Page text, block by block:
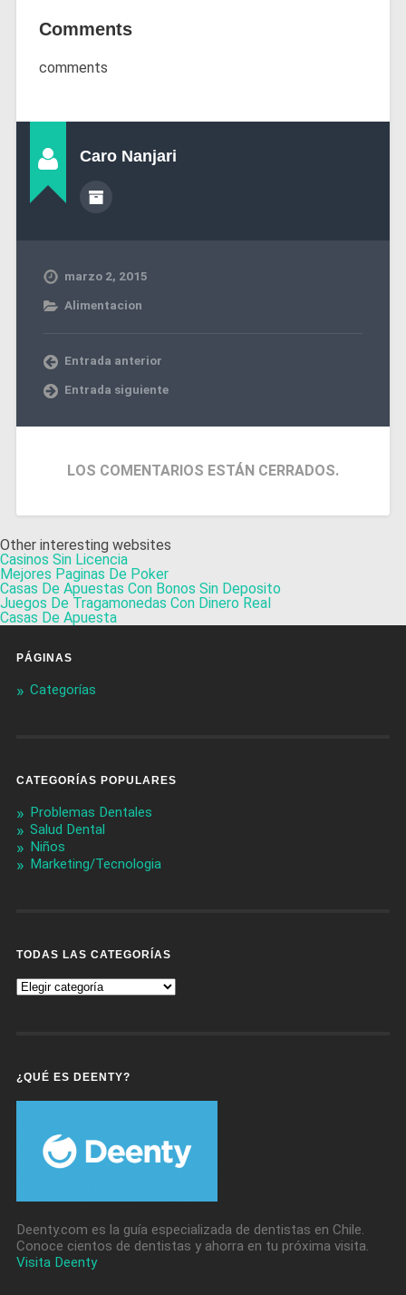
Comments
comments
Caro Nanjari
marzo 2, 2015
Alimentacion
Entrada anterior
Entrada siguiente
LOS COMENTARIOS ESTÁN CERRADOS.
Other interesting websites
Casinos Sin Licencia
Mejores Paginas De Poker
Casas De Apuestas Con Bonos Sin Deposito
Juegos De Tragamonedas Con Dinero Real
Casas De Apuesta
PÁGINAS
Categorías
CATEGORÍAS POPULARES
Problemas Dentales
Salud Dental
Niños
Marketing/Tecnologia
TODAS LAS CATEGORÍAS
Todas
Las
¿QUÉ ES DEENTY?
Deenty.com es la guía especializada de dentistas en Chile.
Conoce cientos de dentistas y ahorra en tu próxima visita.
Visita Deenty